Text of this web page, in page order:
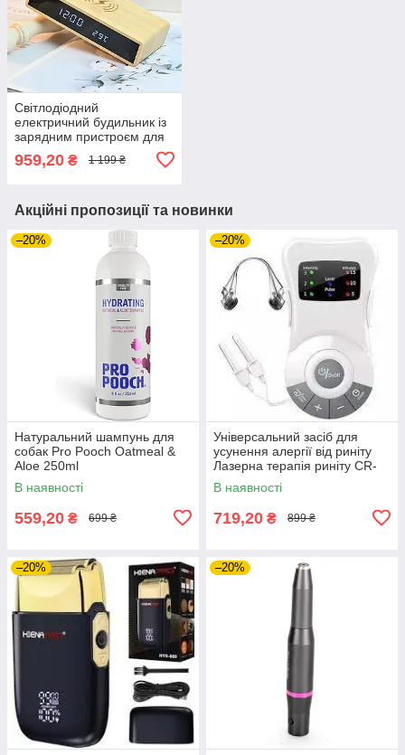
Світлодіодний
електричний будильник із
зарядним пристроєм для
телефону 5 Вт YC-9091-J
959,20 ₴ 1 199 ₴
Акційні пропозиції та новинки
–20%
Натуральний шампунь для
собак Pro Pooch Oatmeal &
Aloe 250ml
В наявності
559,20 ₴ 699 ₴
–20%
Універсальний засіб для
усунення алергії від риніту
Лазерна терапія риніту CR-
912
В наявності
719,20 ₴ 899 ₴
–20% –20%